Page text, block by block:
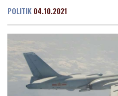
Dresden
Baden-Baden
25 °C
Gewalt überschattet
Basketball-WM: Geiselsöder
Taifun "Dolphin": Flugausfälle,
Lionel Messi trauert um Vater
DAK-Analyse: ADHS-
gestiegen
POLITIK 04.10.2021